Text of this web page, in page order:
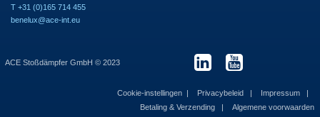
T +31 (0)165 714 455
benelux@ace-int.eu
ACE Stoßdämpfer GmbH © 2023
Cookie-instellingen Privacybeleid
Impressum
Betaling & Verzending
Algemene voorwaarden